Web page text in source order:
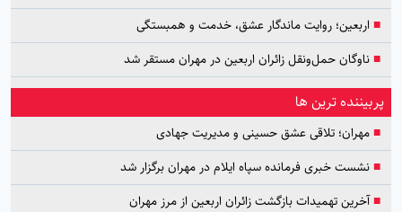
■ اربعین؛ روایت ماندگار عشق، خدمت و همبستگی
■ناوگان حمل‌ونقل زائران اربعین در مهران مستقر شد
پربیننده ترین ها
■مهران؛ تلاقی عشق حسینی و مدیریت جهادی
■نشست خبری فرمانده سپاه ایلام در مهران برگزار شد
■آخرین تهمیدات بازگشت زائران اربعین از مرز مهران